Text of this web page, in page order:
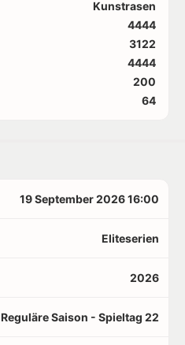
Kunstrasen
4444
3122
4444
200
64
19 September 2026 16:00
Eliteserien
2026
Reguläre Saison - Spieltag 22